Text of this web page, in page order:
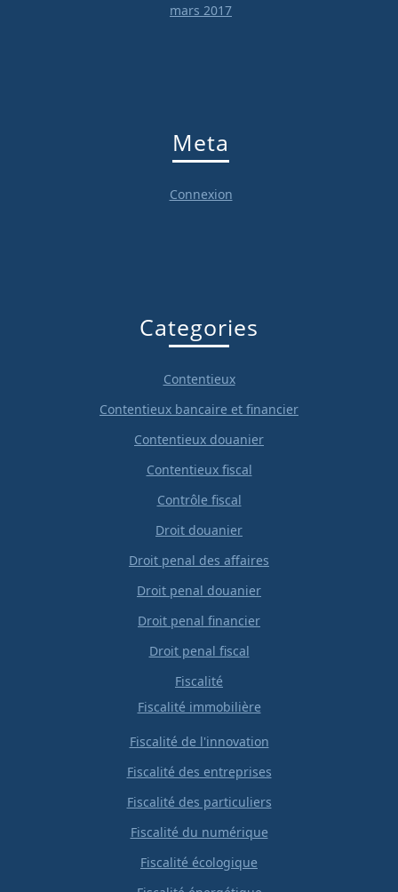
mars 2017
Meta
Connexion
Categories
Contentieux
Contentieux bancaire et financier
Contentieux douanier
Contentieux fiscal
Contrôle fiscal
Droit douanier
Droit penal des affaires
Droit penal douanier
Droit penal financier
Droit penal fiscal
Fiscalité
Fiscalité immobilière
Fiscalité de l'innovation
Fiscalité des entreprises
Fiscalité des particuliers
Fiscalité du numérique
Fiscalité écologique